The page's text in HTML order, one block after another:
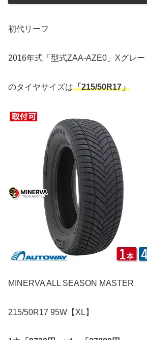
初代リーフ
2016年式「型式ZAA-AZE0」Xグレー
のタイヤサイズは「215/50R17」
MINERVA ALL SEASON MASTER
215/50R17 95W【XL】